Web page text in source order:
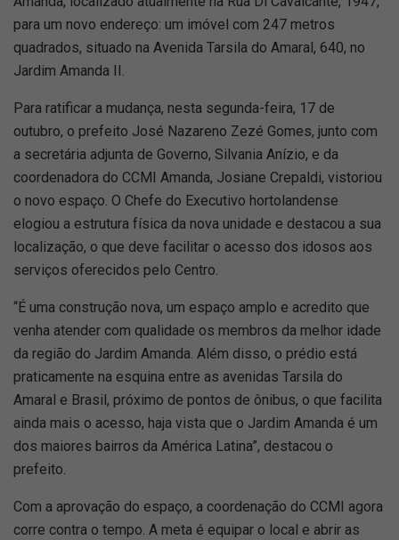
para um novo endereço: um imóvel com 247 metros
quadrados, situado na Avenida Tarsila do Amaral, 640, no
Jardim Amanda II.
Para ratificar a mudança, nesta segunda-feira, 17 de
outubro, o prefeito José Nazareno Zezé Gomes, junto com
a secretária adjunta de Governo, Silvania Anízio, e da
coordenadora do CCMI Amanda, Josiane Crepaldi, vistoriou
o novo espaço. O Chefe do Executivo hortolandense
elogiou a estrutura física da nova unidade e destacou a sua
localização, o que deve facilitar o acesso dos idosos aos
serviços oferecidos pelo Centro.
“É uma construção nova, um espaço amplo e acredito que
venha atender com qualidade os membros da melhor idade
da região do Jardim Amanda. Além disso, o prédio está
praticamente na esquina entre as avenidas Tarsila do
Amaral e Brasil, próximo de pontos de ônibus, o que facilita
ainda mais o acesso, haja vista que o Jardim Amanda é um
dos maiores bairros da América Latina”, destacou o
prefeito.
Com a aprovação do espaço, a coordenação do CCMI agora
corre contra o tempo. A meta é equipar o local e abrir as